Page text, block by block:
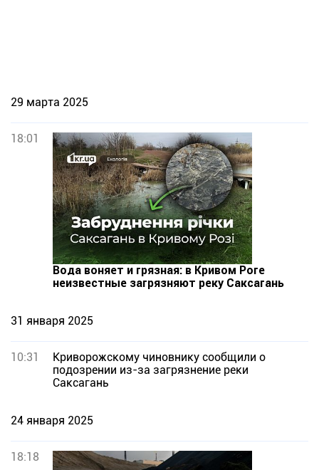
29 марта 2025
18:01
Вода воняет и грязная: в Кривом Роге
неизвестные загрязняют реку Саксагань
31 января 2025
10:31
Криворожскому чиновнику сообщили о
подозрении из-за загрязнение реки
Саксагань
24 января 2025
18:18